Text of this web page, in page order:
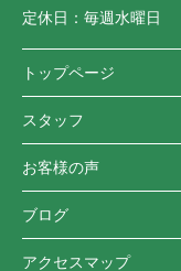
定休日： 毎週水曜日
トップページ
スタッフ
お客様の声
ブログ
アクセスマップ